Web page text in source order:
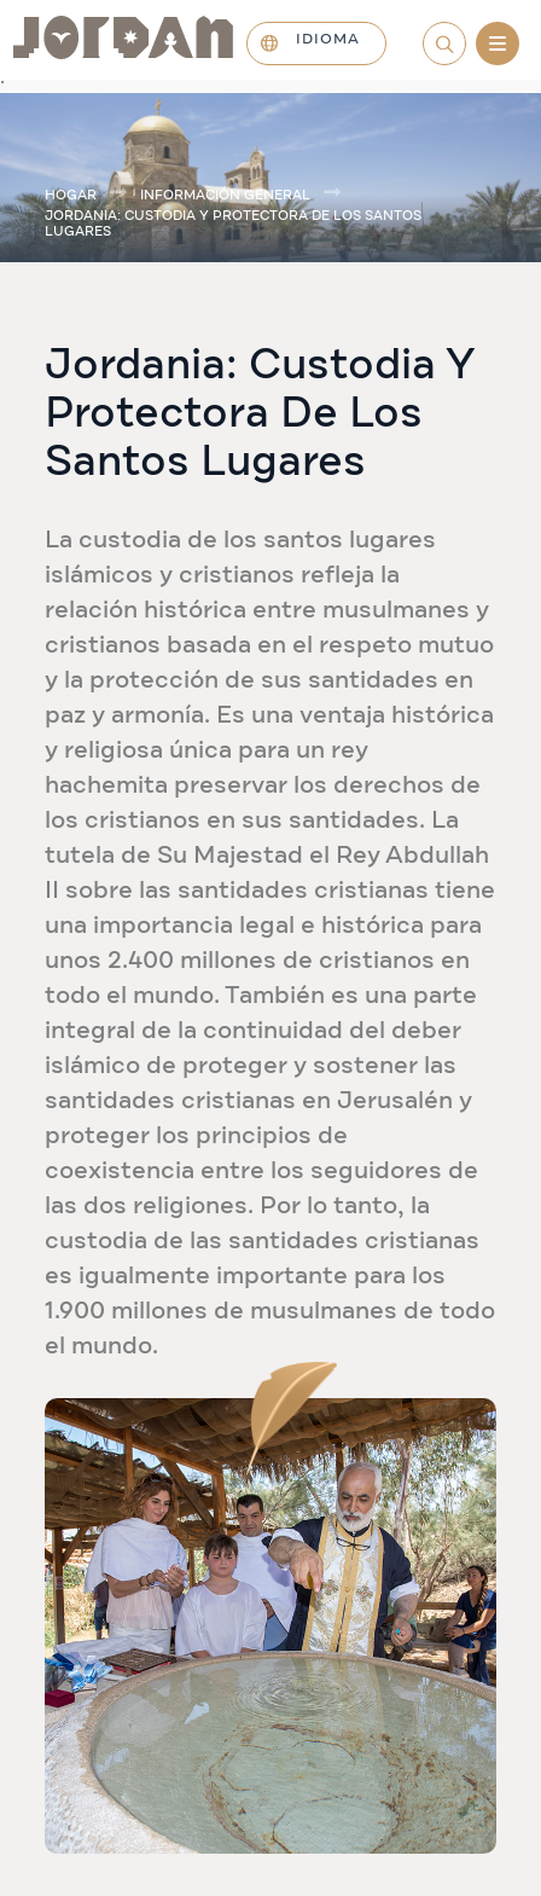
.
IDIOMA
HOGAR
INFORMACIÓN GENERAL
JORDANIA: CUSTODIA Y PROTECTORA DE LOS SANTOS
LUGARES
Jordania: Custodia Y
Protectora De Los
Santos Lugares
La custodia de los santos lugares
islámicos y cristianos refleja la
relación histórica entre musulmanes y
cristianos basada en el respeto mutuo
y la protección de sus santidades en
paz y armonía. Es una ventaja histórica
y religiosa única para un rey
hachemita preservar los derechos de
los cristianos en sus santidades. La
tutela de Su Majestad el Rey Abdullah
II sobre las santidades cristianas tiene
una importancia legal e histórica para
unos 2.400 millones de cristianos en
todo el mundo. También es una parte
integral de la continuidad del deber
islámico de proteger y sostener las
santidades cristianas en Jerusalén y
proteger los principios de
coexistencia entre los seguidores de
las dos religiones. Por lo tanto, la
custodia de las santidades cristianas
es igualmente importante para los
1.900 millones de musulmanes de todo
el mundo.